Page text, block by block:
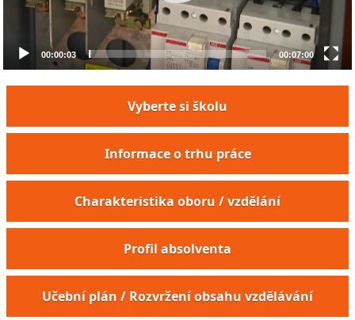
00:00:03 00:07:00
Vyberte si školu
Informace o trhu práce
Charakteristika oboru / vzdělání
Profil absolventa
Učební plán / Rozvržení obsahu vzdělávání
Montér inteligentních elektroinstalací